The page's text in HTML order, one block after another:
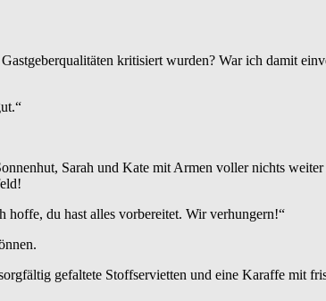
kritisiert wurden? War ich damit
Sarah und Kate mit Armen voller nichts
hoffe, du hast alles vorbereitet. Wir verhungern!“
gefaltete Stoffservietten und eine Karaffe mit